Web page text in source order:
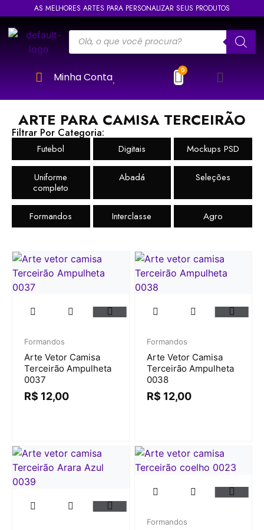
AS MELHORES ARTES PARA PERSONALIZAR SEUS PRODUTOS
Minha Conta
ARTE PARA CAMISA TERCEIRÃO
Filtrar Por Categoria:
Futebol Digitais Mockups PSD
Uniforme
completo
Abadá Seleções
Formandos Interclasse Agro
Formandos
Arte Vetor Camisa
Terceirão Ampulheta
0037
R$ 12,00
Formandos
Arte Vetor Camisa
Terceirão Ampulheta
0038
R$ 12,00
Formandos